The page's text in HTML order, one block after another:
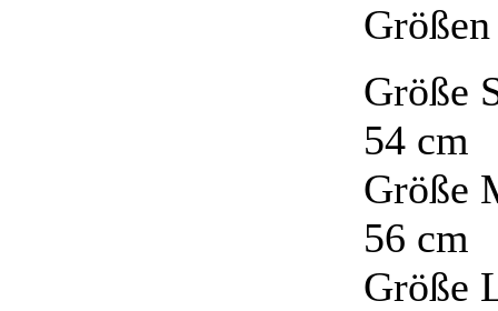
Größe
54 cm
Größe
56 cm
Größe